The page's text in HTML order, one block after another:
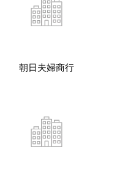
朝日夫婦商行